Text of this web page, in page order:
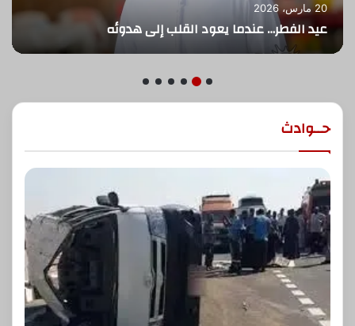
30 ديسمبر، 2024
الطقس غدا الاثنين 30 من ديسمبر 2024..
حــوادث